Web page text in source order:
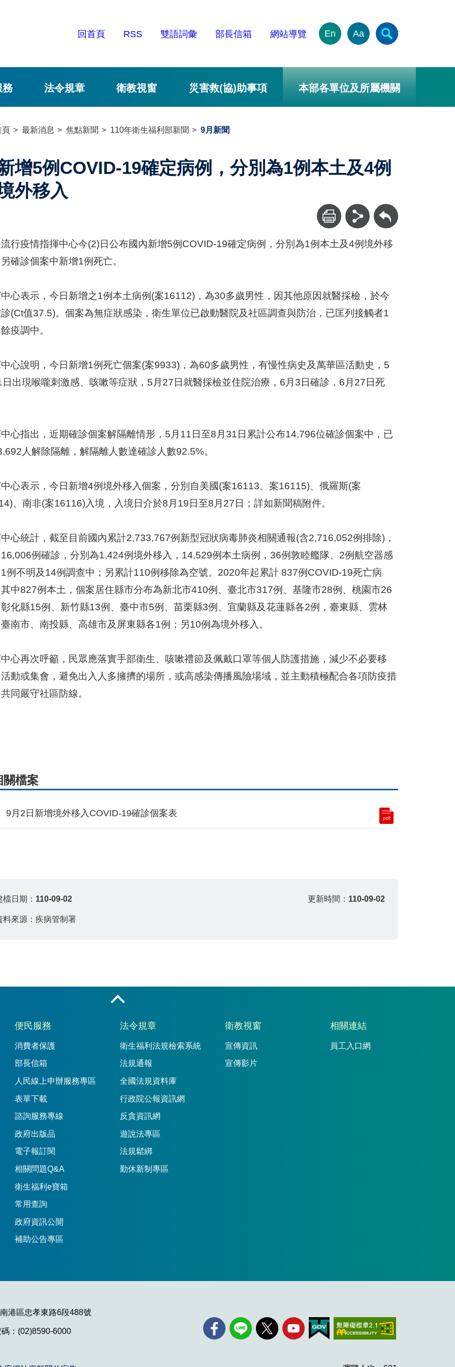
回首頁 RSS 雙語詞彙 部長信箱 網站導覽 En Aa
務 法令規章 衛教視窗 災害救(協)助事項 本部各單位及所屬機關
頁 最新消息 焦點新聞 110年衛生福利部新聞 9月新聞
增5例COVID-19確定病例，分別為1例本土及4例
外移入
回上一頁
行疫情指揮中心今(2)日公布國內新增5例COVID-19確定病例，分別為1例本土及4例境外移
確診個案中新增1例死亡。
心表示，今日新增之1例本土病例(案16112)，為30多歲男性，因其他原因就醫採檢，於今
(Ct值37.5)。個案為無症狀感染，衛生單位已啟動醫院及社區調查與防治，已匡列接觸者1
疫調中。
心說明，今日新增1例死亡個案(案9933)，為60多歲男性，有慢性病史及萬華區活動史，5
日出現喉嚨刺激感、咳嗽等症狀，5月27日就醫採檢並住院治療，6月3日確診，6月27日死
心指出，近期確診個案解隔離情形，5月11日至8月31日累計公布14,796位確診個案中，已
人解除隔離，解隔離人數達確診人數92.5%。
心表示，今日新增4例境外移入個案，分別自美國(案16113、案16115)、俄羅斯(案
、南非(案16116)入境，入境日介於8月19日至8月27日；詳如新聞稿附件。
心統計，截至目前國內累計2,733,767例新型冠狀病毒肺炎相關通報(含2,716,052例排除)，
例確診，分別為1,424例境外移入，14,529例本土病例，36例敦睦艦隊、2例航空器感
例不明及14例調查中；另累計110例移除為空號。2020年起累計 837例COVID-19死亡病
中827例本土，個案居住縣市分布為新北市410例、臺北市317例、基隆市28例、桃園市26
化縣15例、新竹縣13例、臺中市5例、苗栗縣3例、宜蘭縣及花蓮縣各2例，臺東縣、雲林
南市、南投縣、高雄市及屏東縣各1例；另10例為境外移入。
心再次呼籲，民眾應落實手部衛生、咳嗽禮節及佩戴口罩等個人防護措施，減少不必要移
動或集會，避免出入人多擁擠的場所，或高感染傳播風險場域，並主動積極配合各項防疫措
同嚴守社區防線。
關檔案
9月2日新增境外移入COVID-19確診個案表 pdf
檔日期： 110-09-02 更新時間： 110-09-02
料來源：疾病管制署
便民服務
消費者保護
部長信箱
人民線上申辦服務專區
表單下載
諮詢服務專線
政府出版品
電子報訂閱
相關問題Q&A
衛生福利e寶箱
常用查詢
政府資訊公開
補助公告專區
法令規章
衛生福利法規檢索系統
法規通報
全國法規資料庫
行政院公報資訊網
反貪資訊網
遊說法專區
法規鬆綁
勤休新制專區
衛教視窗
宣傳資訊
宣傳影片
相關連結
員工入口網
港區忠孝東路6段488號
：(02)8590-6000